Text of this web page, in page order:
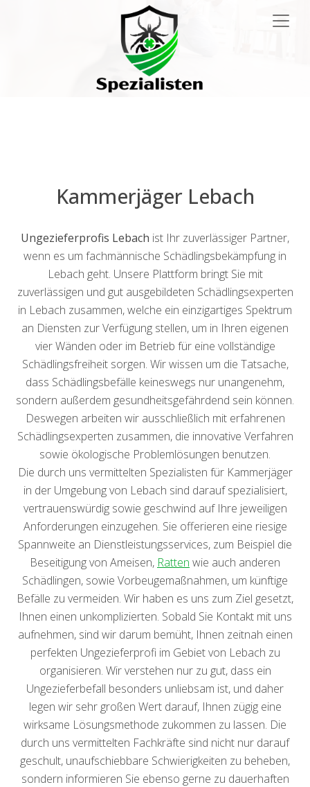
Kammerjäger Lebach
Ungezieferprofis Lebach ist Ihr zuverlässiger Partner,
wenn es um fachmännische Schädlingsbekämpfung in
Lebach geht. Unsere Plattform bringt Sie mit
zuverlässigen und gut ausgebildeten Schädlingsexperten
in Lebach zusammen, welche ein einzigartiges Spektrum
an Diensten zur Verfügung stellen, um in Ihren eigenen
vier Wänden oder im Betrieb für eine vollständige
Schädlingsfreiheit sorgen. Wir wissen um die Tatsache,
dass Schädlingsbefälle keineswegs nur unangenehm,
sondern außerdem gesundheitsgefährdend sein können.
Deswegen arbeiten wir ausschließlich mit erfahrenen
Schädlingsexperten zusammen, die innovative Verfahren
sowie ökologische Problemlösungen benutzen.
Die durch uns vermittelten Spezialisten für Kammerjäger
in der Umgebung von Lebach sind darauf spezialisiert,
vertrauenswürdig sowie geschwind auf Ihre jeweiligen
Anforderungen einzugehen. Sie offerieren eine riesige
Spannweite an Dienstleistungsservices, zum Beispiel die
Beseitigung von Ameisen, Ratten wie auch anderen
Schädlingen, sowie Vorbeugemaßnahmen, um künftige
Befälle zu vermeiden. Wir haben es uns zum Ziel gesetzt,
Ihnen einen unkomplizierten. Sobald Sie Kontakt mit uns
aufnehmen, sind wir darum bemüht, Ihnen zeitnah einen
perfekten Ungezieferprofi im Gebiet von Lebach zu
organisieren. Wir verstehen nur zu gut, dass ein
Ungezieferbefall besonders unliebsam ist, und daher
legen wir sehr großen Wert darauf, Ihnen zügig eine
wirksame Lösungsmethode zukommen zu lassen. Die
durch uns vermittelten Fachkräfte sind nicht nur darauf
geschult, unaufschiebbare Schwierigkeiten zu beheben,
sondern informieren Sie ebenso gerne zu dauerhaften